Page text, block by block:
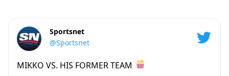
Sportsnet
@Sportsnet
MIKKO VS. HIS FORMER TEAM